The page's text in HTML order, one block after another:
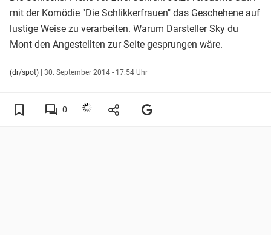
mit der Komödie "Die Schlikkerfrauen" das Geschehene auf
lustige Weise zu verarbeiten. Warum Darsteller Sky du
Mont den Angestellten zur Seite gesprungen wäre.
(dr/spot) | 30. September 2014 - 17:54 Uhr
0